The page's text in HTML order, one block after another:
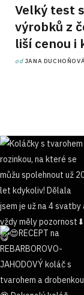
Velký test
výrobků z
liší cenou i
od JANA DUCHOŇOVÁ